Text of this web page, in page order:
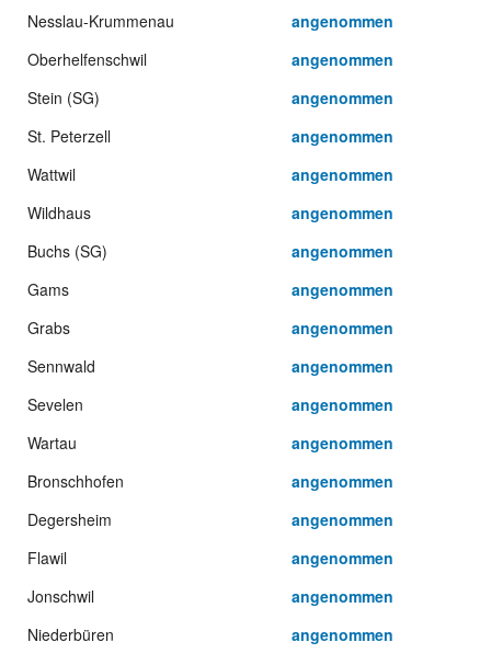
Nesslau-Krummenau
angenommen
Oberhelfenschwil
angenommen
Stein (SG)
angenommen
St. Peterzell
angenommen
Wattwil
angenommen
Wildhaus
angenommen
Buchs (SG)
angenommen
Gams
angenommen
Grabs
angenommen
Sennwald
angenommen
Sevelen
angenommen
Wartau
angenommen
Bronschhofen
angenommen
Degersheim
angenommen
Flawil
angenommen
Jonschwil
angenommen
Niederbüren
angenommen